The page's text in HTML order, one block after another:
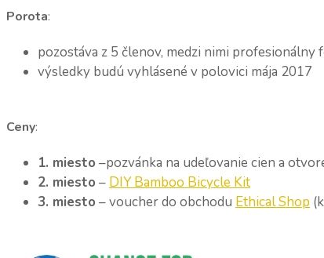
Porota:
pozostáva z 5 členov, medzi nimi profesionálny
výsledky budú vyhlásené v polovici mája 2017
Ceny:
1. miesto –pozvánka na udeľovanie cien a
2. miesto – DIY Bamboo Bicycle Kit
3. miesto – voucher do obchodu Ethical Shop